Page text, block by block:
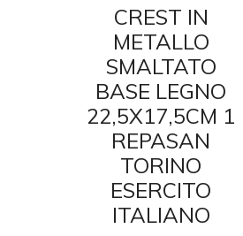
CREST IN
METALLO
SMALTATO
BASE LEGNO
22,5X17,5CM 1
REPASAN
TORINO
ESERCITO
ITALIANO